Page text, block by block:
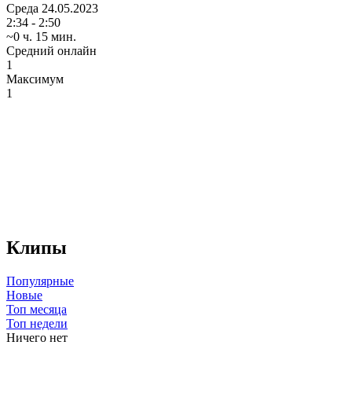
Среда 24.05.2023
2:34 - 2:50
~0 ч. 15 мин.
Средний онлайн
1
Максимум
1
Клипы
Популярные
Новые
Топ месяца
Топ недели
Ничего нет